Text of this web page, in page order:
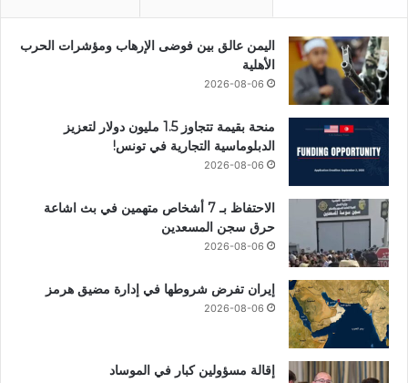
اليمن عالق بين فوضى الإرهاب ومؤشرات الحرب
الأهلية
2026-08-06
منحة بقيمة تتجاوز 1.5 مليون دولار لتعزيز
الدبلوماسية التجارية في تونس!
2026-08-06
الاحتفاظ بـ 7 أشخاص متهمين في بث اشاعة
حرق سجن المسعدين
2026-08-06
إيران تفرض شروطها في إدارة مضيق هرمز
2026-08-06
إقالة مسؤولين كبار في الموساد